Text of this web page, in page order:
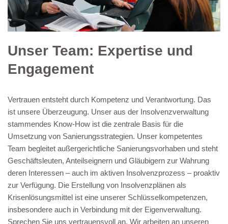
Unser Team: Expertise und
Engagement
Vertrauen entsteht durch Kompetenz und Verantwortung. Das
ist unsere Überzeugung. Unser aus der Insolvenzverwaltung
stammendes Know-How ist die zentrale Basis für die
Umsetzung von Sanierungsstrategien. Unser kompetentes
Team begleitet außergerichtliche Sanierungsvorhaben und steht
Geschäftsleuten, Anteilseignern und Gläubigern zur Wahrung
deren Interessen – auch im aktiven Insolvenzprozess – proaktiv
zur Verfügung. Die Erstellung von Insolvenzplänen als
Krisenlösungsmittel ist eine unserer Schlüsselkompetenzen,
insbesondere auch in Verbindung mit der Eigenverwaltung.
Sprechen Sie uns vertrauensvoll an. Wir arbeiten an unseren